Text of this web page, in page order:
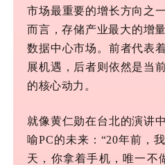
市场最重要的增长方向之一
而言，存储产业最大的增
数据中心市场。前者代表
展机遇，后者则依然是当
的核心动力。
就像黄仁勋在台北的演讲
喻PC的未来：“20年前，
天，你拿着手机，唯一不